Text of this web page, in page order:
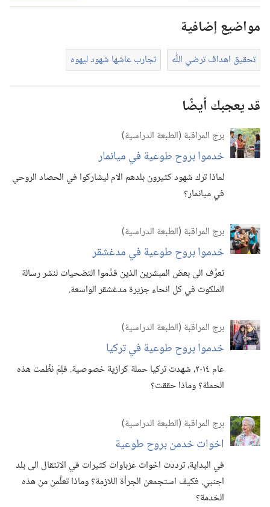
مواضيع إضافية
تحقيق اهداف ترضي اللّٰه تجارب عاشها شهود ليهوه
قد يعجبك أيضًا
برج المراقبة (‏الطبعة الدراسية)‏
خدموا بروح طوعية في ميانمار
لماذا ترك شهود كثيرون بلدهم الام ليشاركوا في الحصاد الروحي
في ميانمار؟‏
برج المراقبة (‏الطبعة الدراسية)‏
خدموا بروح طوعية في مدغشقر
تعرَّف الى بعض المبشرين الذين قدَّموا التضحيات لنشر رسالة
الملكوت في كل انحاء جزيرة مدغشقر الواسعة.‏
برج المراقبة (‏الطبعة الدراسية)‏
خدموا بروح طوعية في تركيا
عام ٢٠١٤،‏ شهدت تركيا حملة كرازية خصوصية.‏ فلِمَ نظِّمت هذه
الحملة؟‏ وماذا حققت؟‏
برج المراقبة (‏الطبعة الدراسية)‏
اخوات خدمن بروح طوعية
في البداية،‏ ترددت اخوات عزباوات كثيرات في الانتقال الى بلد
اجنبي.‏ فكيف استجمعن الجرأة اللازمة؟‏ وماذا تعلَّمن من هذه
الخدمة؟‏